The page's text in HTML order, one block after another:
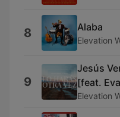
8 Alaba
Elevation
9
Jesús
[feat.
Elevation